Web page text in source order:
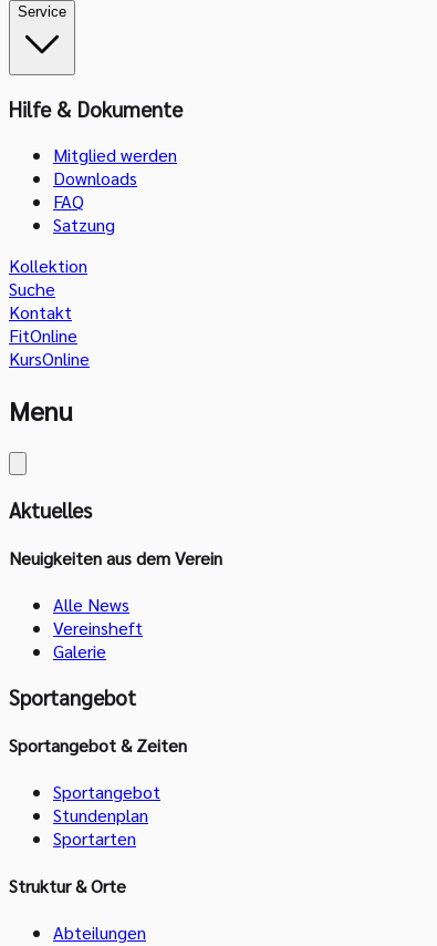
Service
Hilfe & Dokumente
Mitglied werden
Downloads
FAQ
Satzung
Kollektion
Suche
Kontakt
FitOnline
KursOnline
Menu
Aktuelles
Neuigkeiten aus dem Verein
Alle News
Vereinsheft
Galerie
Sportangebot
Sportangebot & Zeiten
Sportangebot
Stundenplan
Sportarten
Struktur & Orte
Abteilungen